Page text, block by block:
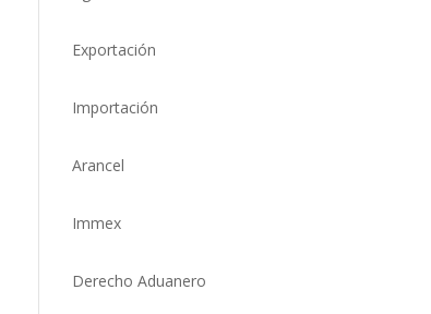
Exportación
Importación
Arancel
Immex
Derecho Aduanero